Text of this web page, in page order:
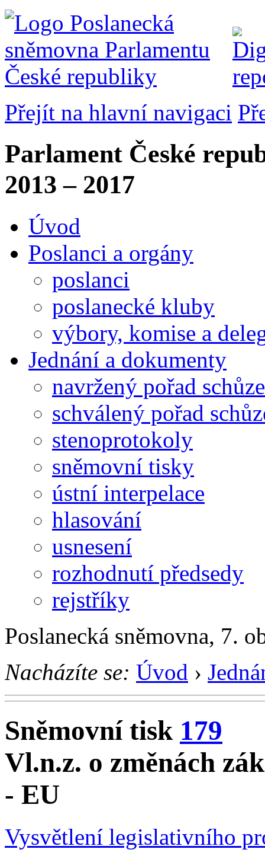
Přejít na hlavní navigaci
Parlament České
2013 – 2017
Úvod
Poslanci a orgány
poslanci
poslanecké kluby
výbory, komise a
Jednání a dokumenty
navržený pořad schůze
schválený pořad
stenoprotokoly
sněmovní tisky
ústní interpelace
hlasování
usnesení
rozhodnutí předsedy
rejstříky
Poslanecká sněmovna, 7.
Nacházíte se: Úvod ›
Sněmovní tisk 179
Vl.n.z. o změnách
- EU
Vysvětlení legislativního